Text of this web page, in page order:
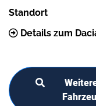
Standort
Details zum